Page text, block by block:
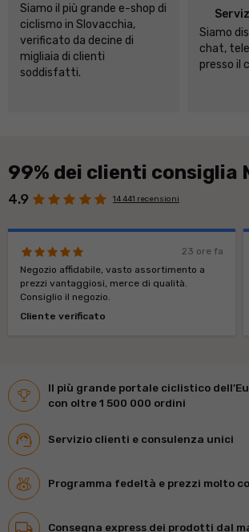
Siamo il più grande e-shop di
ciclismo in Slovacchia,
verificato da decine di
migliaia di clienti
soddisfatti.
Siamo
chat,
presso il
99% dei clienti consiglia
4.9 14 441 recensioni
23 ore fa
Negozio affidabile, vasto assortimento a
prezzi vantaggiosi, merce di qualità.
Consiglio il negozio.
Cliente verificato
Il più grande portale ciclistico
con oltre 1 500 000 ordini
Servizio clienti e consulenza unici
Programma fedeltà e prezzi molto
Consegna express dei prodotti dal